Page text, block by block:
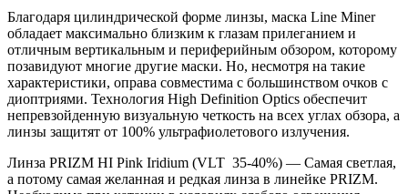
Благодаря цилиндрической форме линзы, маска Line Miner
обладает максимально близким к глазам прилеганием и
отличным вертикальным и периферийным обзором, которому
позавидуют многие другие маски. Но, несмотря на такие
характеристики, оправа совместима с большинством очков с
диоптриями. Технология High Definition Optics обеспечит
непревзойденную визуальную четкость на всех углах обзора, а
линзы защитят от 100% ультрафиолетового излучения.
Линза PRIZM HI Pink Iridium (VLT 35-40%) — Самая светлая,
а потому самая желанная и редкая линза в линейке PRIZM.